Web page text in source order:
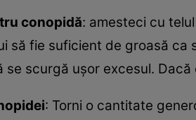
conopidă: amesteci cu
să fie suficient de groasă ca
se scurgă uşor excesul.
: Torni o cantitate